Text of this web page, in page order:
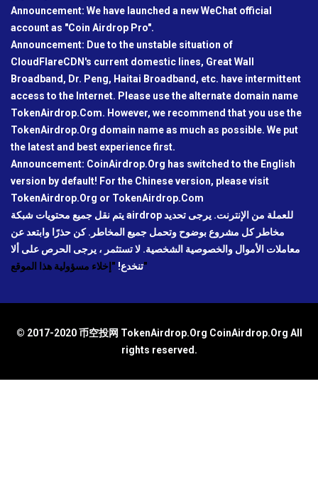
Announcement: We have launched a new WeChat official
account as "Coin Airdrop Pro".
Announcement: Due to the unstable situation of
CloudFlareCDN's current domestic lines, Great Wall
Broadband, Dr. Peng, Haitai Broadband, etc. have intermittent
access to the Internet. Please use the alternate domain name
TokenAirdrop.Com. However, we recommend that you use the
TokenAirdrop.Org domain name as much as possible. We put
the latest and best experience first.
Announcement: CoinAirdrop.Org has switched to the English
version by default! For the Chinese version, please visit
TokenAirdrop.Org or TokenAirdrop.Com
يتم نقل جميع محتويات شبكة airdrop للعملة من الإنترنت. يرجى تحديد
مخاطر كل مشروع بوضوح وتحمل جميع المخاطر. كن حذرًا وابتعد عن
معاملات الأموال والخصوصية الشخصية. لا تستثمر ، يرجى الحرص على ألا
تنخدع!"إخلاء مسؤولية هذا الموقع"
© 2017-2020 币空投网 TokenAirdrop.Org CoinAirdrop.Org All
rights reserved.